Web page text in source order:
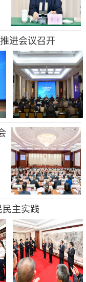
进会议召开
民主实践